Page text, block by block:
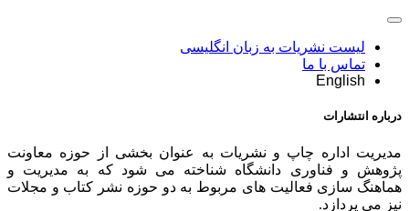
لیست نشریات به زبان انگلیسی
تماس با ما
English
درباره انتشارات
مدیریت اداره چاپ و نشریات به عنوان بخشی از حوزه معاونت
پژوهش و فناوری دانشگاه شناخته می شود که به مدیریت و
هماهنگ سازی فعالیت های مربوط به دو حوزه نشر کتاب و مجلات
نیز می پردازد.